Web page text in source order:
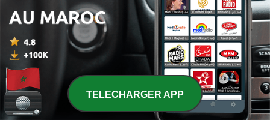
PODGAZM (Podcast
Dilema Tiga Zaman)
RTL Humour
TELECHARGER APP